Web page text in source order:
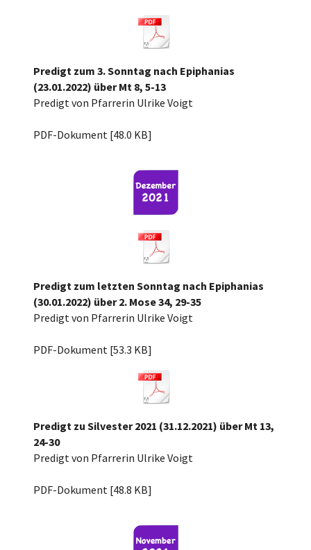
Predigt zum 3. Sonntag nach Epiphanias
(23.01.2022) über Mt 8, 5-13
Predigt von Pfarrerin Ulrike Voigt
PDF-Dokument [48.0 KB]
Predigt zum letzten Sonntag nach Epiphanias
(30.01.2022) über 2. Mose 34, 29-35
Predigt von Pfarrerin Ulrike Voigt
PDF-Dokument [53.3 KB]
Predigt zu Silvester 2021 (31.12.2021) über Mt 13,
24-30
Predigt von Pfarrerin Ulrike Voigt
PDF-Dokument [48.8 KB]